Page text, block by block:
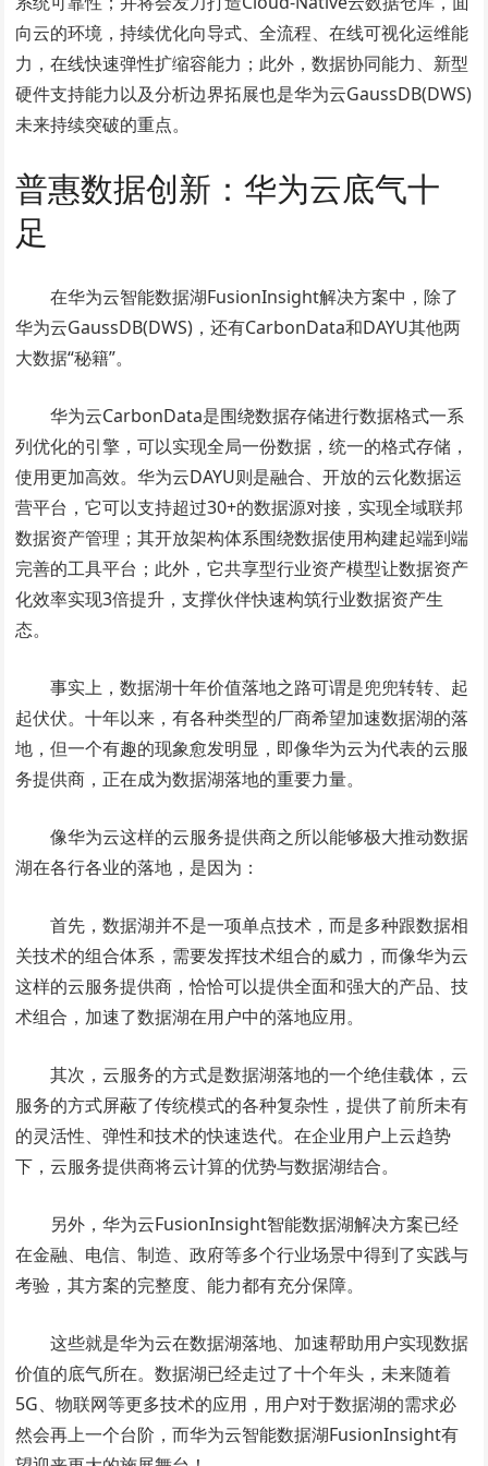
向云的环境，持续优化向导式、全流程、在线可视化运维能
力，在线快速弹性扩缩容能力；此外，数据协同能力、新型
硬件支持能力以及分析边界拓展也是华为云GaussDB(DWS)
未来持续突破的重点。
普惠数据创新：华为云底气十
足
在华为云智能数据湖FusionInsight解决方案中，除了
华为云GaussDB(DWS)，还有CarbonData和DAYU其他两
大数据“秘籍”。
华为云CarbonData是围绕数据存储进行数据格式一系
列优化的引擎，可以实现全局一份数据，统一的格式存储，
使用更加高效。华为云DAYU则是融合、开放的云化数据运
营平台，它可以支持超过30+的数据源对接，实现全域联邦
数据资产管理；其开放架构体系围绕数据使用构建起端到端
完善的工具平台；此外，它共享型行业资产模型让数据资产
化效率实现3倍提升，支撑伙伴快速构筑行业数据资产生
态。
事实上，数据湖十年价值落地之路可谓是兜兜转转、起
起伏伏。十年以来，有各种类型的厂商希望加速数据湖的落
地，但一个有趣的现象愈发明显，即像华为云为代表的云服
务提供商，正在成为数据湖落地的重要力量。
像华为云这样的云服务提供商之所以能够极大推动数据
湖在各行各业的落地，是因为：
首先，数据湖并不是一项单点技术，而是多种跟数据相
关技术的组合体系，需要发挥技术组合的威力，而像华为云
这样的云服务提供商，恰恰可以提供全面和强大的产品、技
术组合，加速了数据湖在用户中的落地应用。
其次，云服务的方式是数据湖落地的一个绝佳载体，云
服务的方式屏蔽了传统模式的各种复杂性，提供了前所未有
的灵活性、弹性和技术的快速迭代。在企业用户上云趋势
下，云服务提供商将云计算的优势与数据湖结合。
另外，华为云FusionInsight智能数据湖解决方案已经
在金融、电信、制造、政府等多个行业场景中得到了实践与
考验，其方案的完整度、能力都有充分保障。
这些就是华为云在数据湖落地、加速帮助用户实现数据
价值的底气所在。数据湖已经走过了十个年头，未来随着
5G、物联网等更多技术的应用，用户对于数据湖的需求必
然会再上一个台阶，而华为云智能数据湖FusionInsight有